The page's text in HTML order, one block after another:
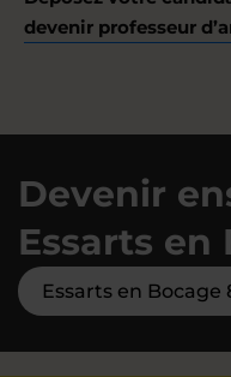
devenir professeur
Devenir
Essarts en